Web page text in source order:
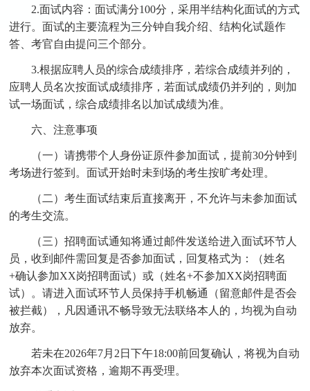
2.面试内容：面试满分100分，采用半结构化面试的方式
进行。面试的主要流程为三分钟自我介绍、结构化试题作
答、考官自由提问三个部分。
3.根据应聘人员的综合成绩排序，若综合成绩并列的，
应聘人员名次按面试成绩排序，若面试成绩仍并列的，则加
试一场面试，综合成绩排名以加试成绩为准。
六、注意事项
（一）请携带个人身份证原件参加面试，提前30分钟到
考场进行签到。面试开始时未到场的考生按旷考处理。
（二）考生面试结束后直接离开，不允许与未参加面试
的考生交流。
（三）招聘面试通知将通过邮件发送给进入面试环节人
员，收到邮件需回复是否参加面试，回复格式为：（姓名
+确认参加XX岗招聘面试）或（姓名+不参加XX岗招聘面
试）。请进入面试环节人员保持手机畅通（留意邮件是否会
被拦截），凡因通讯不畅导致无法联络本人的，均视为自动
放弃。
若未在2026年7月2日下午18:00前回复确认，将视为自动
放弃本次面试资格，逾期不再受理。